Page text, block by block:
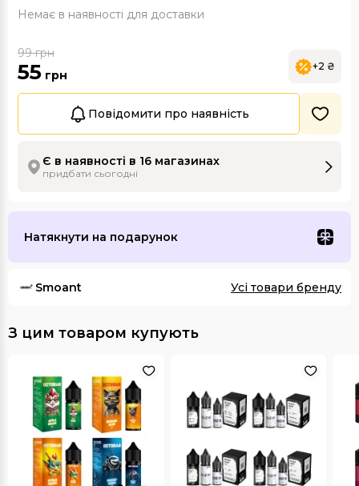
Немає в наявності для доставки
99грн
55 грн
+2 ₴
Повідомити про наявність
Є в наявності в 16 магазинах
придбати сьогодні
Натякнути на подарунок
Smoant Усі товари бренду
З цим товаром купують